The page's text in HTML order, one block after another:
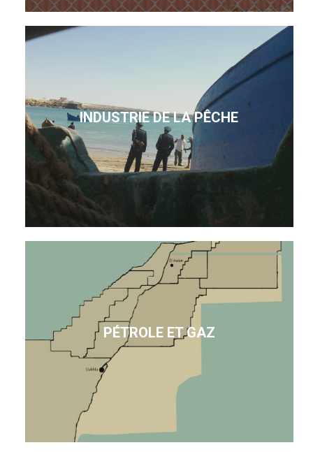
INDUSTRIE DE LA PÊCHE
PÉTROLE ET GAZ